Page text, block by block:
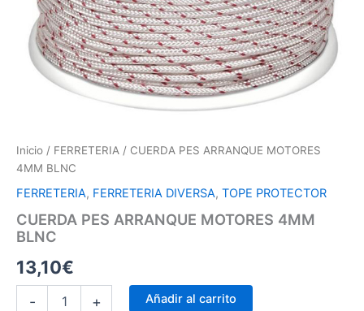
Inicio / FERRETERIA / CUERDA PES ARRANQUE MOTORES
4MM BLNC
FERRETERIA, FERRETERIA DIVERSA, TOPE PROTECTOR
CUERDA PES ARRANQUE MOTORES 4MM
BLNC
13,10€
- + Añadir al carrito